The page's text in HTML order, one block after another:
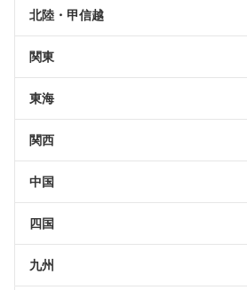
北陸・甲信越
関東
東海
関西
中国
四国
九州